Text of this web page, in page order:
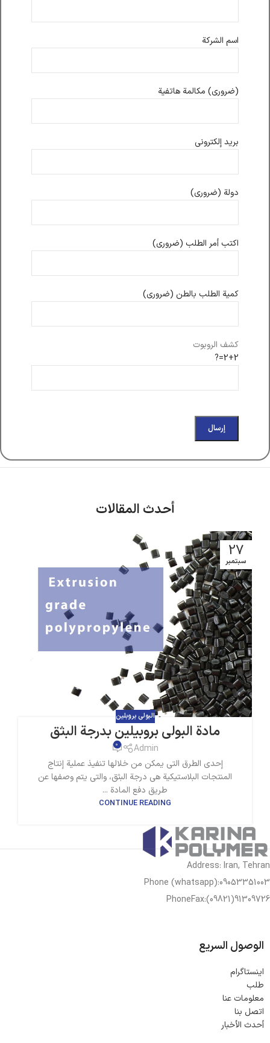
اسم الشركة
(ضروري) مكالمة هاتفية
بريد إلكتروني
دولة (ضروري)
اكتب أمر الطلب (ضروري)
كمية الطلب بالطن (ضروري)
كشف الروبوت
2+2=?
أحدث المقالات
27
سبتمبر
البولي بروبلين
مادة البولي بروبيلين بدرجة البثق
Admin
0
إحدى الطرق التي يمكن من خلالها تنفيذ عملية إنتاج
المنتجات البلاستيكية هي درجة البثق، والتي يتم وصفها عن
طريق دفع المادة ...
CONTINUE READING
Address: Iran, Tehran
Phone (whatsapp):09053351003
PhoneFax:(09821)91309726
الوصول السريع
اینستاگرام
طلب
معلومات عنا
اتصل بنا
أحدث الأخبار